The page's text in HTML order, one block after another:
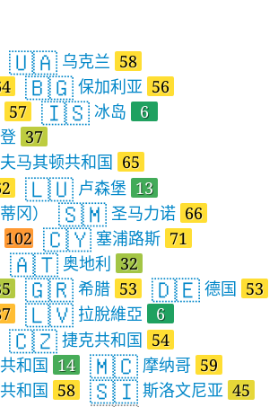
🇺🇦 乌克兰 58
🇧🇬 保加利亚 56
57 🇮🇸 冰岛 6
37
马其顿共和国 65
🇱🇺 卢森堡 13
冈） 🇸🇲 圣马力诺 66
102 🇨🇾 塞浦路斯 71
🇦🇹 奥地利 32
🇬🇷 希腊 53 🇩🇪 德国 53
🇱🇻 拉脫維亞 6
🇨🇿 捷克共和国 54
和国 14 🇲🇨 摩纳哥 59
和国 58 🇸🇮 斯洛文尼亚 45